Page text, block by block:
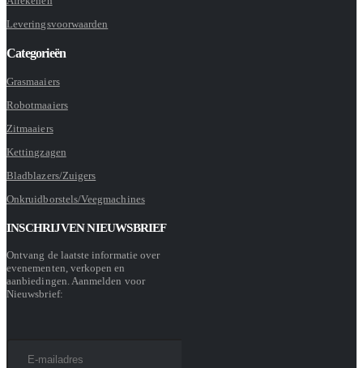
Leveringsvoorwaarden
Categorieën
Grasmaaiers
Robotmaaiers
Zitmaaiers
Kettingzagen
Bladblazers/Zuigers
Onkruidborstels/Veegmachines
INSCHRIJVEN NIEUWSBRIEF
Ontvang de laatste informatie over
evenementen, verkopen en
aanbiedingen. Aanmelden voor
Nieuwsbrief: